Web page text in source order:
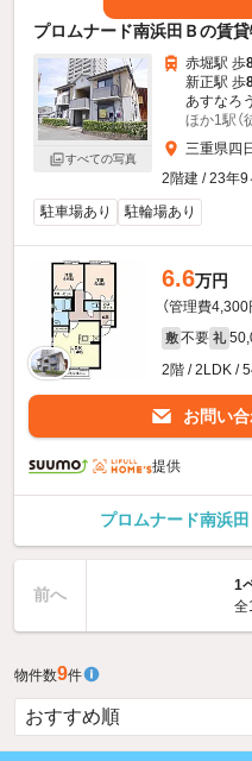
プロムナード南浜田Ｂの賃
すべての写真
赤堀駅 歩
新正駅 歩
あすなろ
ほか1駅（
三重県四
2階建 / 23年9
駐車場あり
駐輪場あり
6.6万円
（管理費4,300
敷 不要 礼
2階 / 2LDK /
お問い
提供
プロムナード南浜
前へ
1
全
物件数9件